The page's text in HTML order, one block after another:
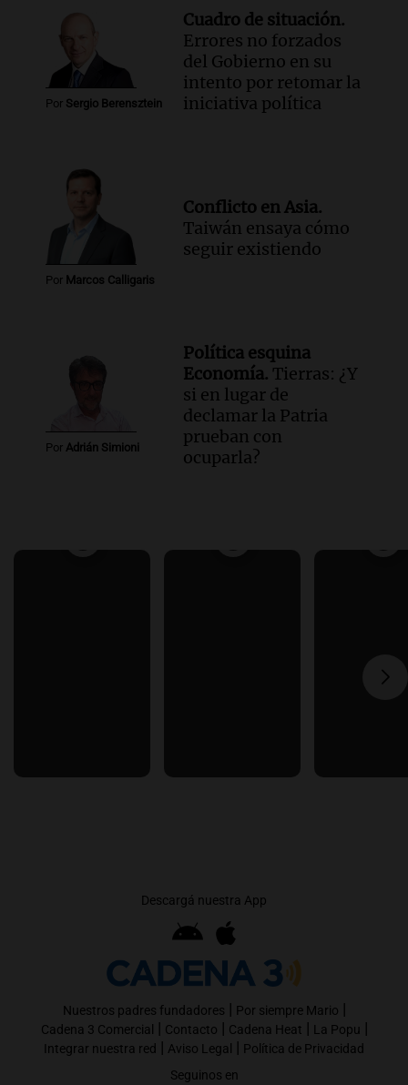
Por Sergio Berensztein
Cuadro de situación.
Errores no forzados
del Gobierno en su
intento por retomar la
iniciativa política
Por Marcos Calligaris
Conflicto en Asia.
Taiwán ensaya cómo
seguir existiendo
Por Adrián Simioni
Política esquina
Economía. Tierras: ¿Y
si en lugar de
declamar la Patria
prueban con
ocuparla?
Descargá nuestra App
Nuestros padres fundadores | Por siempre Mario |
Cadena 3 Comercial | Contacto | Cadena Heat | La Popu |
Integrar nuestra red | Aviso Legal | Política de Privacidad
Seguinos en